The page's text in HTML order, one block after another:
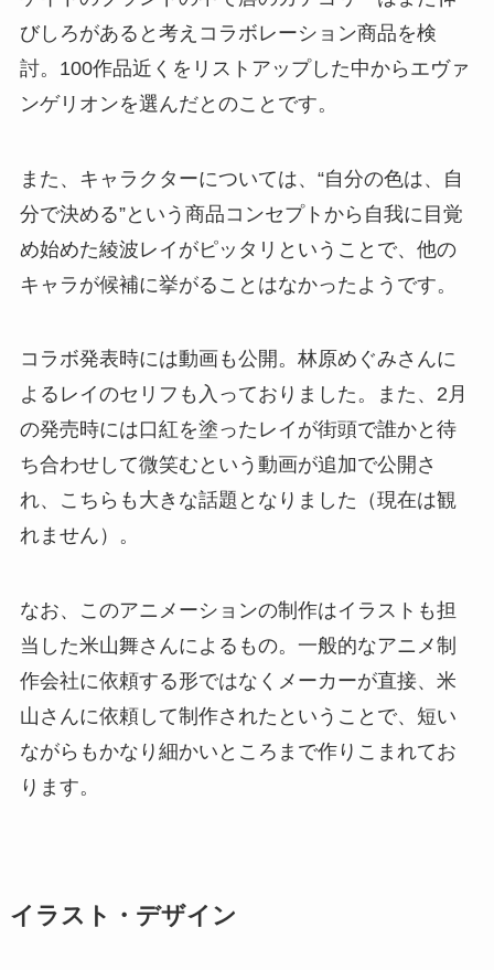
びしろがあると考えコラボレーション商品を検
討。100作品近くをリストアップした中からエヴァ
ンゲリオンを選んだとのことです。
また、キャラクターについては、“自分の色は、自
分で決める”という商品コンセプトから自我に目覚
め始めた綾波レイがピッタリということで、他の
キャラが候補に挙がることはなかったようです。
コラボ発表時には動画も公開。林原めぐみさんに
よるレイのセリフも入っておりました。また、2月
の発売時には口紅を塗ったレイが街頭で誰かと待
ち合わせして微笑むという動画が追加で公開さ
れ、こちらも大きな話題となりました（現在は観
れません）。
なお、このアニメーションの制作はイラストも担
当した米山舞さんによるもの。一般的なアニメ制
作会社に依頼する形ではなくメーカーが直接、米
山さんに依頼して制作されたということで、短い
ながらもかなり細かいところまで作りこまれてお
ります。
イラスト・デザイン